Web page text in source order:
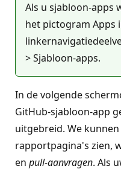
Als u sjabloon-apps
het pictogram Apps
> Sjabloon-apps.
In de volgende
GitHub-sjabloon-app
uitgebreid. We
rapportpagina's zien,
en pull-aanvragen. Als